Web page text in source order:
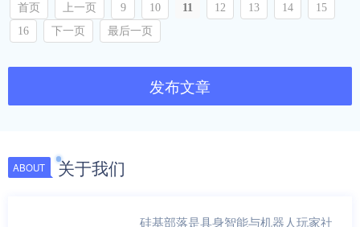
首页 上一页 9 10 11 12 13 14
15
16
下一页 最后一页
发布文章
ABOUT 关于我们
硅基部落是具身智能与机器人玩家社